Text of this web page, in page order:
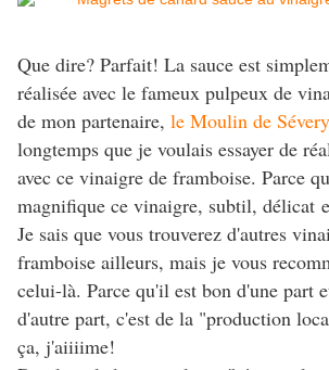
Que dire? Parfait! La sauce est
réalisée avec le fameux pulpeux de
de mon partenaire, le Moulin de Sévery
longtemps que je voulais essayer de
avec ce vinaigre de framboise. Parce
magnifique ce vinaigre, subtil, délicat
Je sais que vous trouverez d'autres
framboise ailleurs, mais je vous
celui-là. Parce qu'il est bon d'une part
d'autre part, c'est de la "production
ça, j'aiiiime!